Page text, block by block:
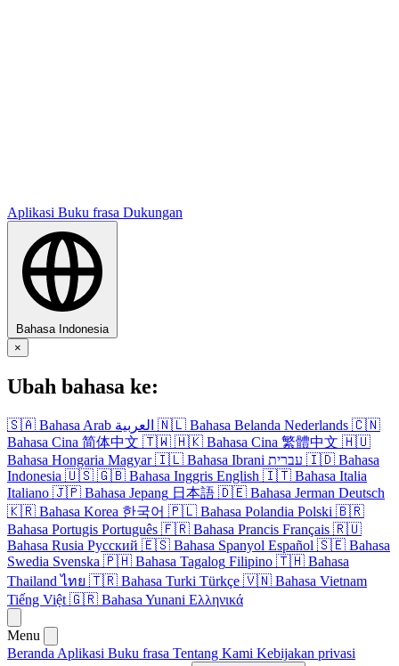
Aplikasi Buku frasa Dukungan
Bahasa Indonesia
×
Ubah bahasa ke:
🇸🇦 Bahasa Arab العربية 🇳🇱 Bahasa Belanda Nederlands 🇨🇳
Bahasa Cina 简体中文 🇹🇼 🇭🇰 Bahasa Cina 繁體中文 🇭🇺
Bahasa Hongaria Magyar 🇮🇱 Bahasa Ibrani עברית 🇮🇩 Bahasa
Indonesia 🇺🇸 🇬🇧 Bahasa Inggris English 🇮🇹 Bahasa Italia
Italiano 🇯🇵 Bahasa Jepang 日本語 🇩🇪 Bahasa Jerman Deutsch
🇰🇷 Bahasa Korea 한국어 🇵🇱 Bahasa Polandia Polski 🇧🇷
Bahasa Portugis Português 🇫🇷 Bahasa Prancis Français 🇷🇺
Bahasa Rusia Русский 🇪🇸 Bahasa Spanyol Español 🇸🇪 Bahasa
Swedia Svenska 🇵🇭 Bahasa Tagalog Filipino 🇹🇭 Bahasa
Thailand ไทย 🇹🇷 Bahasa Turki Türkçe 🇻🇳 Bahasa Vietnam
Tiếng Việt 🇬🇷 Bahasa Yunani Ελληνικά
Menu
Beranda Aplikasi Buku frasa Tentang Kami Kebijakan privasi